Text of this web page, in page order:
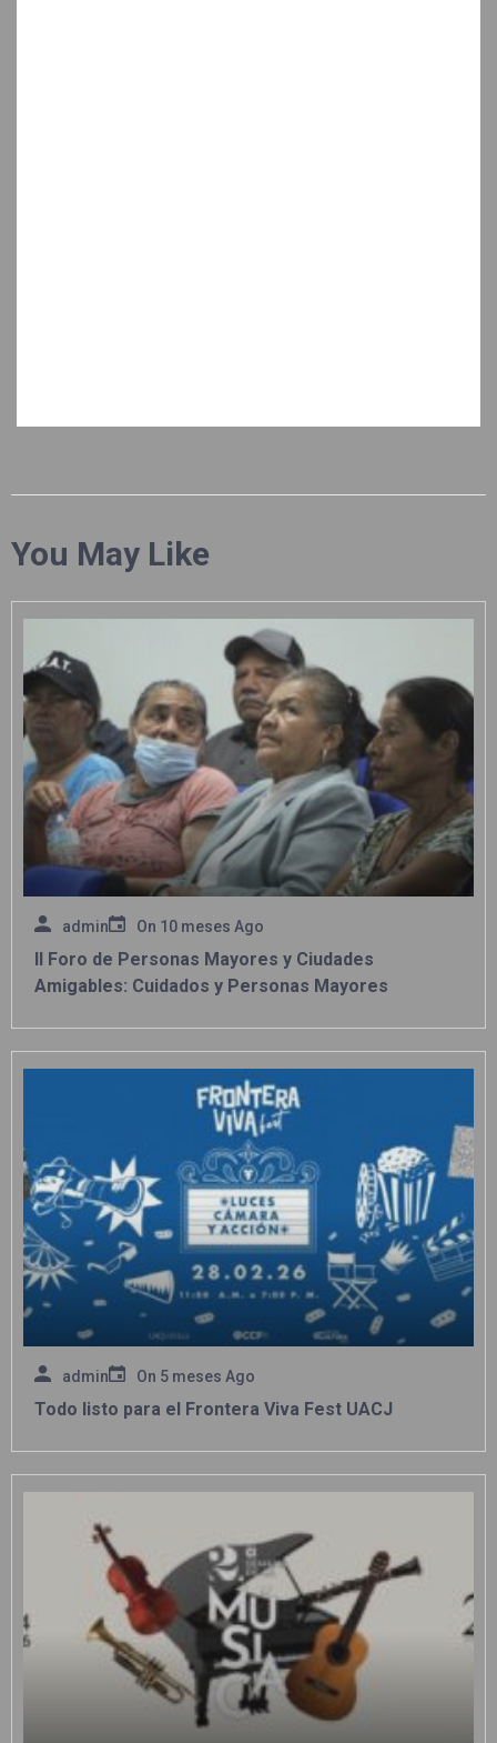
You May Like
admin On 10 meses Ago
II Foro de Personas Mayores y Ciudades
Amigables: Cuidados y Personas Mayores
admin On 5 meses Ago
Todo listo para el Frontera Viva Fest UACJ